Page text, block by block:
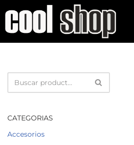
Saltar
CATEGORIAS
Accesorios